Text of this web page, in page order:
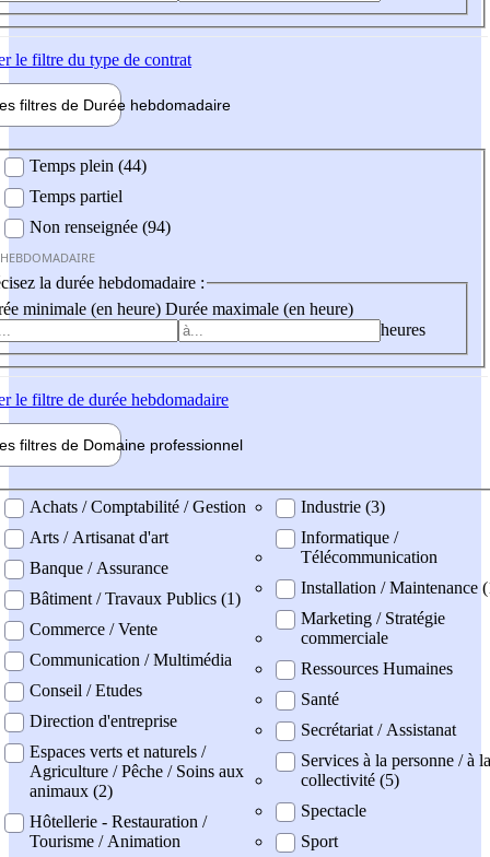
le filtre du type de contrat
filtres de Durée hebdomadaire
Temps plein (44)
Temps partiel
Non renseignée (94)
la durée hebdomadaire :
minimale (en heure) Durée maximale (en heure)
heures
le filtre de durée hebdomadaire
filtres de Domaine professionnel
professionel
Achats / Comptabilité / Gestion
Arts / Artisanat d'art
Banque / Assurance
Bâtiment / Travaux Publics (1)
Commerce / Vente
Communication / Multimédia
Conseil / Etudes
Direction d'entreprise
Espaces verts et naturels /
Agriculture / Pêche / Soins aux
animaux (2)
Hôtellerie - Restauration /
Tourisme / Animation
Industrie (3)
Informatique /
Télécommunication
Installation / Maintenance
Marketing / Stratégie
commerciale
Ressources Humaines
Santé
Secrétariat / Assistanat
Services à la personne / à la
collectivité (5)
Spectacle
Sport